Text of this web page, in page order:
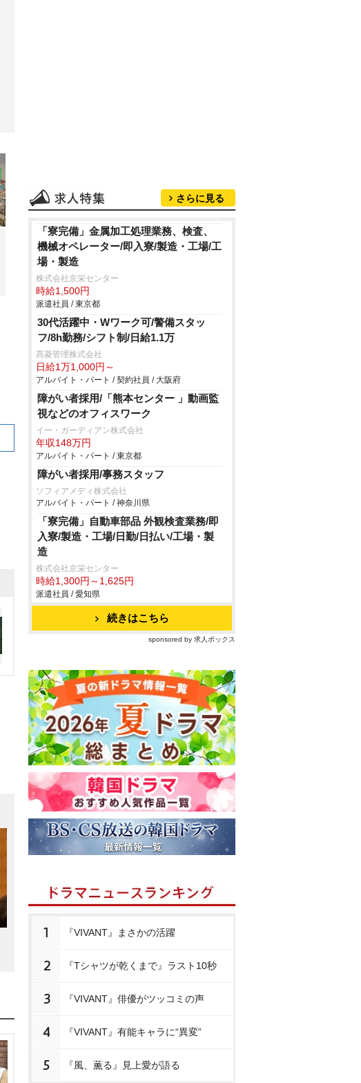
さらに見る
「寮完備」金属加工処理業務、検査、
機械オペレーター/即入寮/製造・工場/工
場・製造
株式会社京栄センター
時給1,500円
派遣社員 / 東京都
30代活躍中・Wワーク可/警備スタッ
フ/8h勤務/シフト制/日給1.1万
髙菱管理株式会社
日給1万1,000円～
アルバイト・パート / 契約社員 / 大阪府
障がい者採用/「熊本センター 」動画監
視などのオフィスワーク
イー・ガーディアン株式会社
年収148万円
アルバイト・パート / 東京都
障がい者採用/事務スタッフ
ソフィアメディ株式会社
アルバイト・パート / 神奈川県
「寮完備」自動車部品 外観検査業務/即
入寮/製造・工場/日勤/日払い/工場・製
造
株式会社京栄センター
時給1,300円～1,625円
派遣社員 / 愛知県
続きはこちら
sponsored by 求人ボックス
1 『VIVANT』まさかの活躍
2 『Tシャツが乾くまで』ラスト10秒
3 『VIVANT』俳優がツッコミの声
4 『VIVANT』有能キャラに“異変”
5 『風、薫る』見上愛が語る